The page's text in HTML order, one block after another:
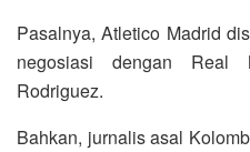
Pasalnya, Atletico Madrid
negosiasi dengan Real
Rodriguez.
Bahkan, jurnalis asal